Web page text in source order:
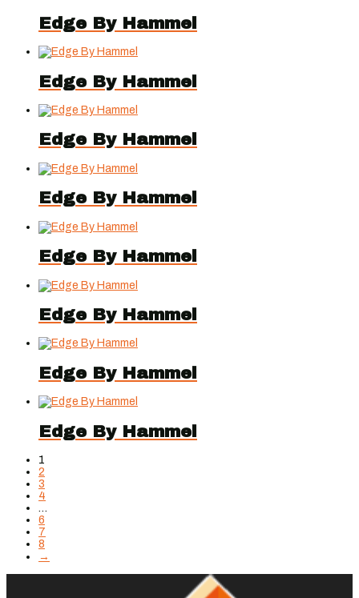
Edge By Hammel
Edge By Hammel
Edge By Hammel
Edge By Hammel
Edge By Hammel
Edge By Hammel
Edge By Hammel
Edge By Hammel
1
2
3
4
…
6
7
8
→